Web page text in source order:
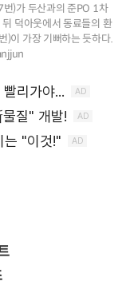
번)가 두산과의 준PO 1차
덕아웃에서 동료들의 환
)이 가장 기뻐하는 듯하다.